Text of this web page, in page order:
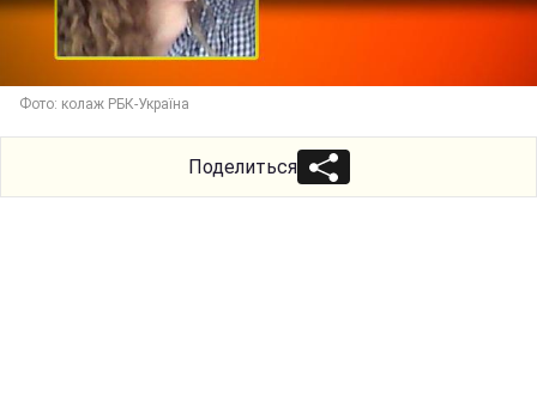
Фото: колаж РБК-Україна
Поделиться